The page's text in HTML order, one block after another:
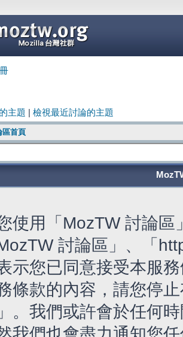
主題 檢視最近討論的主題
區首頁
使用「MozTW 討論
MozTW 討論區」、「
示您已同意接受本服
條款的內容，請您停
。我們或許會於任何